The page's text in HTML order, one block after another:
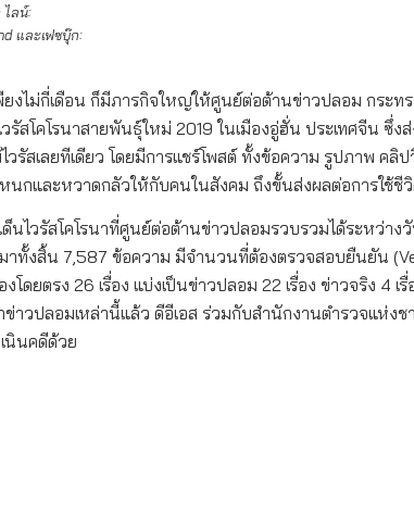
ลน์:
และเฟซบุ๊ก:
ยงไม่กี่เดือน ก็มีภารกิจใหญ่ให้ศูนย์ต่อต้านข่าวปลอม กระท
โคโรนาสายพันธุ์ใหม่ 2019 ในเมืองอู่ฮั่น ประเทศจีน ซึ่ง
รัสเลยทีเดียว โดยมีการแชร์โพสต์ ทั้งข้อความ รูปภาพ คลิป
นกและหวาดกลัวให้กับคนในสังคม ถึงขั้นส่งผลต่อการใช้ชี
ด็นไวรัสโคโรนาที่ศูนย์ต่อต้านข่าวปลอมรวบรวมได้ระหว่า
าทั้งสิ้น 7,587 ข้อความ มีจำนวนที่ต้องตรวจสอบยืนยัน
ยตรง 26 เรื่อง แบ่งเป็นข่าวปลอม 22 เรื่อง ข่าวจริง 4 เรื่
าวปลอมเหล่านี้แล้ว ดีอีเอส ร่วมกับสำนักงานตำรวจแห่งช
นินคดีด้วย